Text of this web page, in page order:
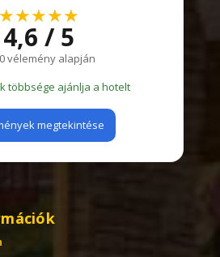
★★★★★
4,6 / 5
vélemény alapján
többsége ajánlja a hotelt
megtekintése